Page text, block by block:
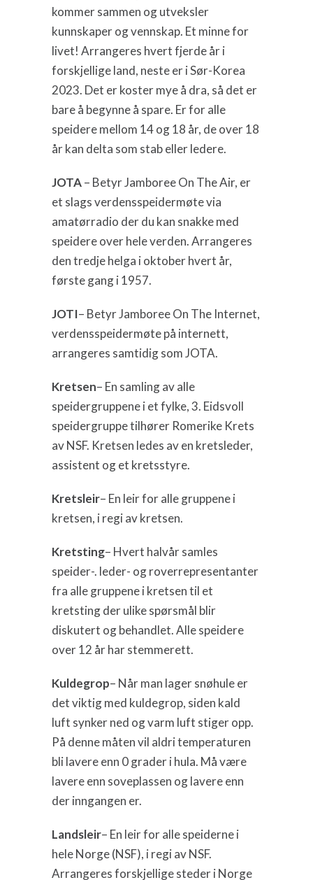
kommer sammen og utveksler
kunnskaper og vennskap. Et minne for
livet! Arrangeres hvert fjerde år i
forskjellige land, neste er i Sør-Korea
2023. Det er koster mye å dra, så det er
bare å begynne å spare. Er for alle
speidere mellom 14 og 18 år, de over 18
år kan delta som stab eller ledere.
JOTA– Betyr Jamboree On The Air, er
et slags verdensspeidermøte via
amatørradio der du kan snakke med
speidere over hele verden. Arrangeres
den tredje helga i oktober hvert år,
første gang i 1957.
JOTI– Betyr Jamboree On The Internet,
verdensspeidermøte på internett,
arrangeres samtidig som JOTA.
Kretsen– En samling av alle
speidergruppene i et fylke, 3. Eidsvoll
speidergruppe tilhører Romerike Krets
av NSF. Kretsen ledes av en kretsleder,
assistent og et kretsstyre.
Kretsleir– En leir for alle gruppene i
kretsen, i regi av kretsen.
Kretsting– Hvert halvår samles
speider-. leder- og roverrepresentanter
fra alle gruppene i kretsen til et
kretsting der ulike spørsmål blir
diskutert og behandlet. Alle speidere
over 12 år har stemmerett.
Kuldegrop– Når man lager snøhule er
det viktig med kuldegrop, siden kald
luft synker ned og varm luft stiger opp.
På denne måten vil aldri temperaturen
bli lavere enn 0 grader i hula. Må være
lavere enn soveplassen og lavere enn
der inngangen er.
Landsleir– En leir for alle speiderne i
hele Norge (NSF), i regi av NSF.
Arrangeres forskjellige steder i Norge